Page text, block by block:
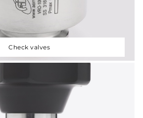
Check valves